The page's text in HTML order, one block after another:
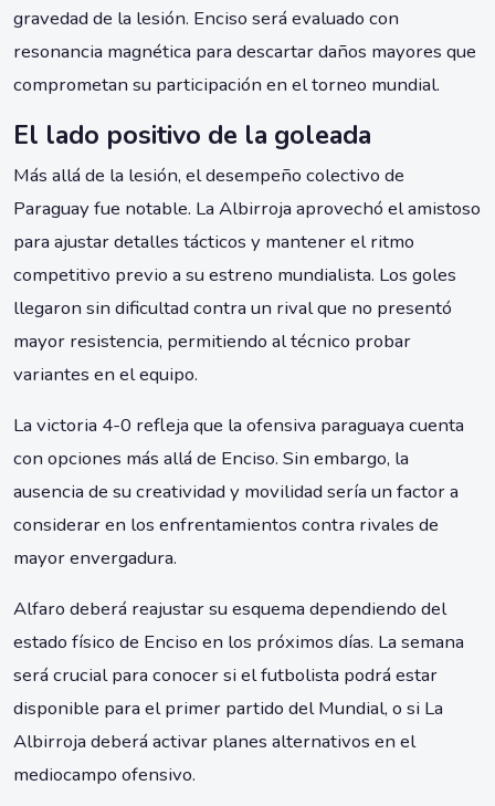
gravedad de la lesión. Enciso será evaluado con
resonancia magnética para descartar daños mayores que
comprometan su participación en el torneo mundial.
El lado positivo de la goleada
Más allá de la lesión, el desempeño colectivo de
Paraguay fue notable. La Albirroja aprovechó el amistoso
para ajustar detalles tácticos y mantener el ritmo
competitivo previo a su estreno mundialista. Los goles
llegaron sin dificultad contra un rival que no presentó
mayor resistencia, permitiendo al técnico probar
variantes en el equipo.
La victoria 4-0 refleja que la ofensiva paraguaya cuenta
con opciones más allá de Enciso. Sin embargo, la
ausencia de su creatividad y movilidad sería un factor a
considerar en los enfrentamientos contra rivales de
mayor envergadura.
Alfaro deberá reajustar su esquema dependiendo del
estado físico de Enciso en los próximos días. La semana
será crucial para conocer si el futbolista podrá estar
disponible para el primer partido del Mundial, o si La
Albirroja deberá activar planes alternativos en el
mediocampo ofensivo.